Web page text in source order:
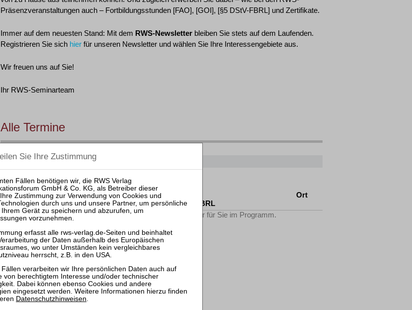
Präsenzveranstaltungen auch – Fortbildungsstunden [FAO], [GOI], [§5 DStV-FBRL] und Zertifikate.
Immer auf dem neuesten Stand: Mit dem RWS-Newsletter bleiben Sie stets auf dem Laufenden.
Registrieren Sie sich hier für unseren Newsletter und wählen Sie Ihre Interessengebiete aus.
Wir freuen uns auf Sie!
Ihr RWS-Seminarteam
Alle Termine
Filtern nach: Rechtsgebiet
Datum Veranstaltung
§ 5 DStV-FBRL
Ort
Leider haben wir derzeit keine Veranstaltungen zu diesem Filter für Sie im Programm.
Datenschutzhinweisen.